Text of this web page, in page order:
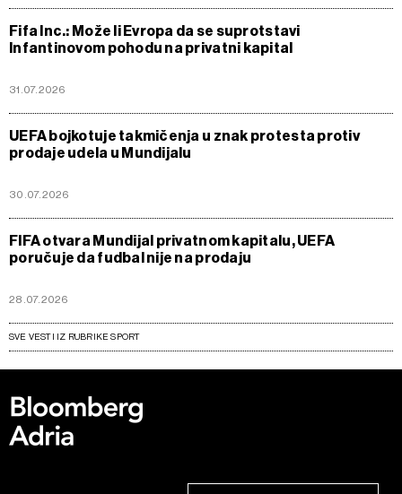
Fifa Inc.: Može li Evropa da se suprotstavi
Infantinovom pohodu na privatni kapital
31.07.2026
UEFA bojkotuje takmičenja u znak protesta protiv
prodaje udela u Mundijalu
30.07.2026
FIFA otvara Mundijal privatnom kapitalu, UEFA
poručuje da fudbal nije na prodaju
28.07.2026
SVE VESTI IZ RUBRIKE SPORT